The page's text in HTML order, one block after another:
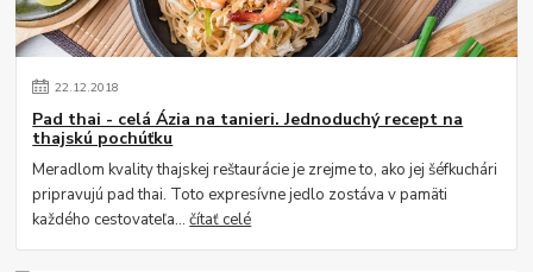
22.12.2018
Pad thai - celá Ázia na tanieri. Jednoduchý recept na
thajskú pochúťku
Meradlom kvality thajskej reštaurácie je zrejme to, ako jej šéfkuchári
pripravujú pad thai. Toto expresívne jedlo zostáva v pamäti
každého cestovateľa...čítať celé